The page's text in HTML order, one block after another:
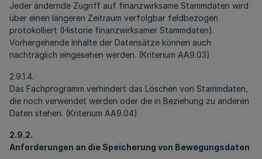
Jeder ändernde Zugriff auf finanzwirksame Stammdaten wird
über einen längeren Zeitraum verfolgbar feldbezogen
protokolliert (Historie finanzwirksamer Stammdaten).
Vorhergehende Inhalte der Datensätze können auch
nachträglich eingesehen werden. (Kriterium AA9.03)
2.9.1.4.
Das Fachprogramm verhindert das Löschen von Stammdaten,
die noch verwendet werden oder die in Beziehung zu anderen
Daten stehen. (Kriterium AA9.04)
2.9.2.
Anforderungen an die Speicherung von Bewegungsdaten